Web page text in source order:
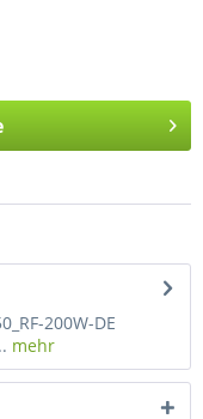
200W-DE
mehr